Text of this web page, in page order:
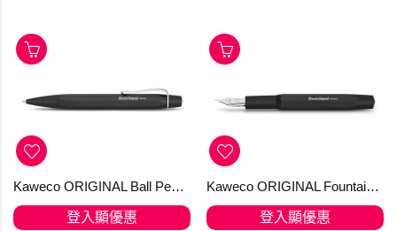
Kaweco ORIGINAL Ball Pen Black Chrome 原子筆
登入顯優惠
Kaweco ORIGINAL Fountain Pen 250 Black Chrome
登入顯優惠